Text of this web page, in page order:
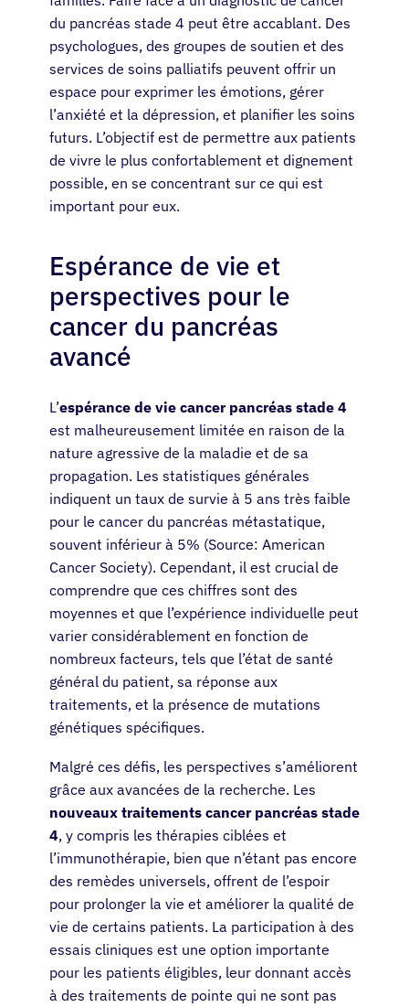
Patients
Médecins
Solutions
À propos
Se connecter
Français
du pancréas stade 4 peut être accablant. Des
psychologues, des groupes de soutien et des
services de soins palliatifs peuvent offrir un
espace pour exprimer les émotions, gérer
l’anxiété et la dépression, et planifier les soins
futurs. L’objectif est de permettre aux patients
de vivre le plus confortablement et dignement
possible, en se concentrant sur ce qui est
important pour eux.
Espérance de vie et
perspectives pour le
cancer du pancréas
avancé
L’espérance de vie cancer pancréas stade 4
est malheureusement limitée en raison de la
nature agressive de la maladie et de sa
propagation. Les statistiques générales
indiquent un taux de survie à 5 ans très faible
pour le cancer du pancréas métastatique,
souvent inférieur à 5% (Source: American
Cancer Society). Cependant, il est crucial de
comprendre que ces chiffres sont des
moyennes et que l’expérience individuelle peut
varier considérablement en fonction de
nombreux facteurs, tels que l’état de santé
général du patient, sa réponse aux
traitements, et la présence de mutations
génétiques spécifiques.
Malgré ces défis, les perspectives s’améliorent
grâce aux avancées de la recherche. Les
nouveaux traitements cancer pancréas stade
4, y compris les thérapies ciblées et
l’immunothérapie, bien que n’étant pas encore
des remèdes universels, offrent de l’espoir
pour prolonger la vie et améliorer la qualité de
vie de certains patients. La participation à des
essais cliniques est une option importante
pour les patients éligibles, leur donnant accès
à des traitements de pointe qui ne sont pas